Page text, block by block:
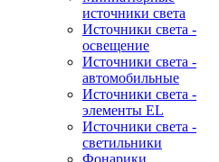
источники света
Источники света -
освещение
Источники света -
автомобильные
Источники света -
элементы EL
Источники света -
светильники
Фонарики